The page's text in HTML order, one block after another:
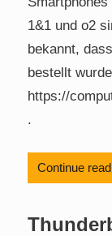
1&1 und o2
bekannt,
bestellt
https://
.
Continue